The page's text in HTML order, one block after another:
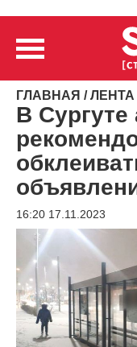
ГЛАВНАЯ /ЛЕНТА
В
16:20 17.11.2023
Видеоплеер